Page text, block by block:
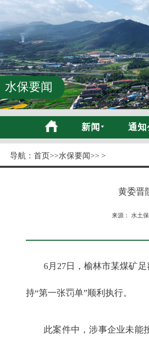
水保要闻
新闻 通知
导航： 首页>>水保要闻>> >
黄委晋
来源： 水土
6月27日，榆林市某煤矿
持“第一张罚单”顺利执行。
此案件中，涉事企业未能